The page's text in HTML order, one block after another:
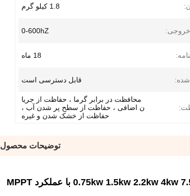
1.8 کیلو گرم
0-600hZ
18 ماه
قابل دسترسی است
محافظت در برابر گرما ، حفاظت از جریا
ن اضافی ، حفاظت از سطح پر شدن آب ،
حفاظت از خشک شدن و غیره
توضیحات محصول